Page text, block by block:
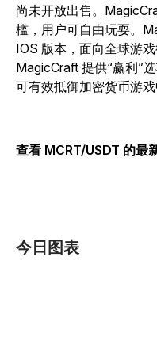
尚未开放出售。
槛，用户可自由玩耍。
IOS 版本，面向全球游
MagicCraft 提供“赢利”
可有效抵御加密货币游戏
查看 MCRT/USDT 的最
今日图表